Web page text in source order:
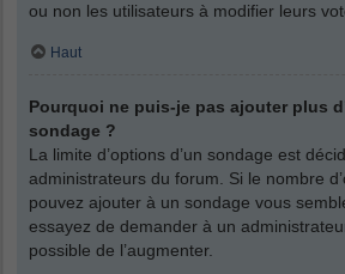
ou non les utilisateurs à modifier leurs
Haut
Pourquoi ne puis-je pas ajouter plus
sondage ?
La limite d’options d’un sondage est
administrateurs du forum. Si le nombre
pouvez ajouter à un sondage vous
essayez de demander à un
possible de l’augmenter.